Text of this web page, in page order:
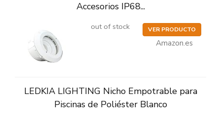
Accesorios IP68...
out of stock VER PRODUCTO
Amazon.es
LEDKIA LIGHTING Nicho Empotrable para
Piscinas de Poliéster Blanco